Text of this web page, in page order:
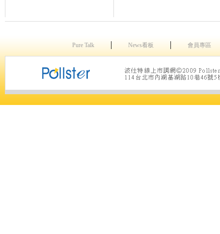
Pure Talk News看板 會員專區